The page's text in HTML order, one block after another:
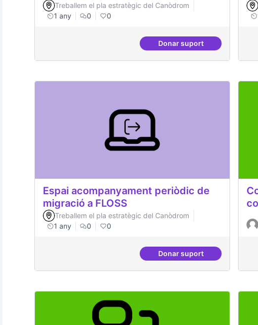
Treballem el pla estratègic del Canòdrom
1 any
0 0
Donar suportFormacions en la
Espai acompanyament periòdic de
migració a FLOSS
Treballem el pla estratègic del Canòdrom
1 any
0 0
Donar suport
Espai